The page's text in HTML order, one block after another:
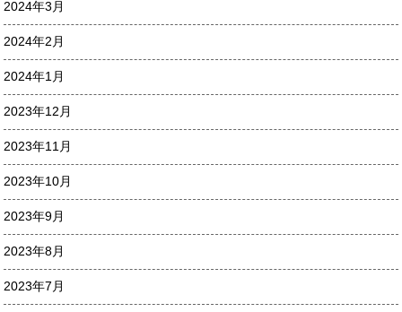
2024年3月
2024年2月
2024年1月
2023年12月
2023年11月
2023年10月
2023年9月
2023年8月
2023年7月